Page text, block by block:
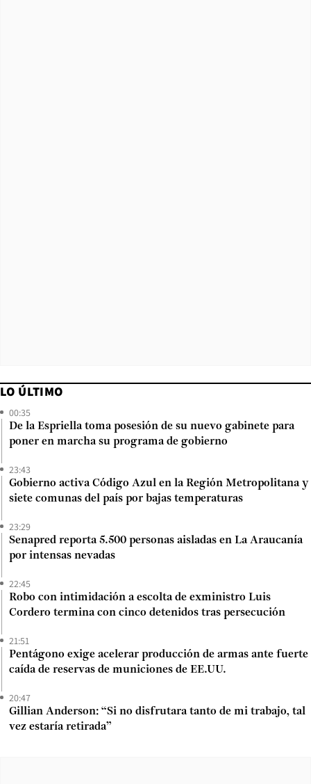
LO ÚLTIMO
00:35
De la Espriella toma posesión de su nuevo gabinete para
poner en marcha su programa de gobierno
23:43
Gobierno activa Código Azul en la Región Metropolitana y
siete comunas del país por bajas temperaturas
23:29
Senapred reporta 5.500 personas aisladas en La Araucanía
por intensas nevadas
22:45
Robo con intimidación a escolta de exministro Luis
Cordero termina con cinco detenidos tras persecución
21:51
Pentágono exige acelerar producción de armas ante fuerte
caída de reservas de municiones de EE.UU.
20:47
Gillian Anderson: “Si no disfrutara tanto de mi trabajo, tal
vez estaría retirada”